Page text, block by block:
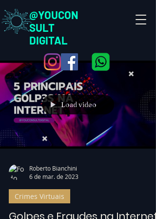
@YOUCON
SULT
DIGITAL
Load video
Roberto Bianchini
6 de mar. de 2023
Crimes Virtuais